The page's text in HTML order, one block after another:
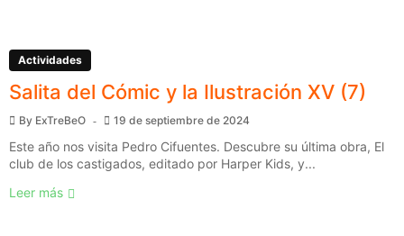
Actividades
Salita del Cómic y la Ilustración XV (7)
By ExTreBeO 19 de septiembre de 2024
Este año nos visita Pedro Cifuentes. Descubre su última obra, El
club de los castigados, editado por Harper Kids, y...
Leer más